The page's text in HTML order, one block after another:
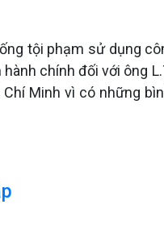
tội phạm sử dụng
chính đối với ông
Minh vì có những